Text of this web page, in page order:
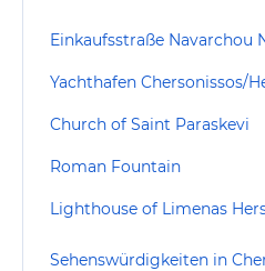
Church of Saint Paraskevi
Roman Fountain
Sehenswürdigkeiten in